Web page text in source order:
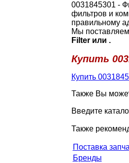
0031845301 -
фильтров и
правильному
Мы
Filter или .
Купить
Купить
Также Вы
Введите
Также
Поставка
Бренды